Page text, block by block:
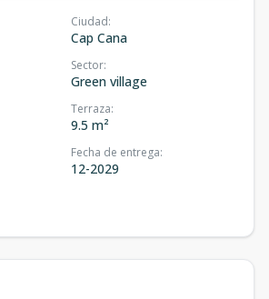
Ciudad:
Cap Cana
Sector:
Green village
Terraza:
9.5 m²
Fecha de entrega:
12-2029